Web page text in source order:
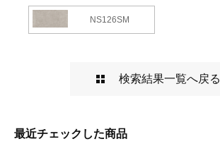
NS126SM
検索結果一覧へ戻る
最近チェックした商品